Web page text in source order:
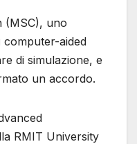
(MSC), uno
aided
di simulazione, e
un accordo.
RMIT University